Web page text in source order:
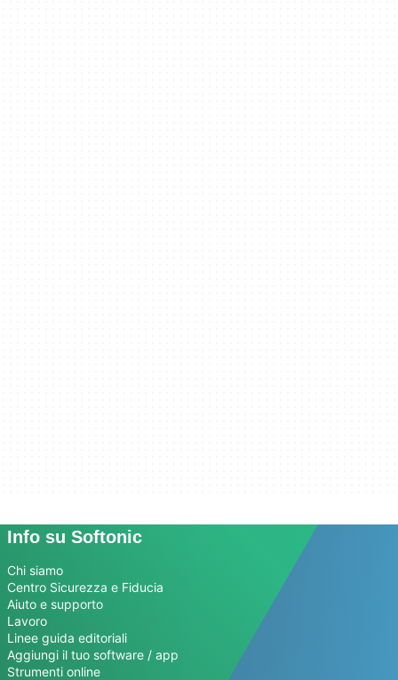
Info su Softonic
Chi siamo
Centro Sicurezza e Fiducia
Aiuto e supporto
Lavoro
Linee guida editoriali
Aggiungi il tuo software / app
Strumenti online